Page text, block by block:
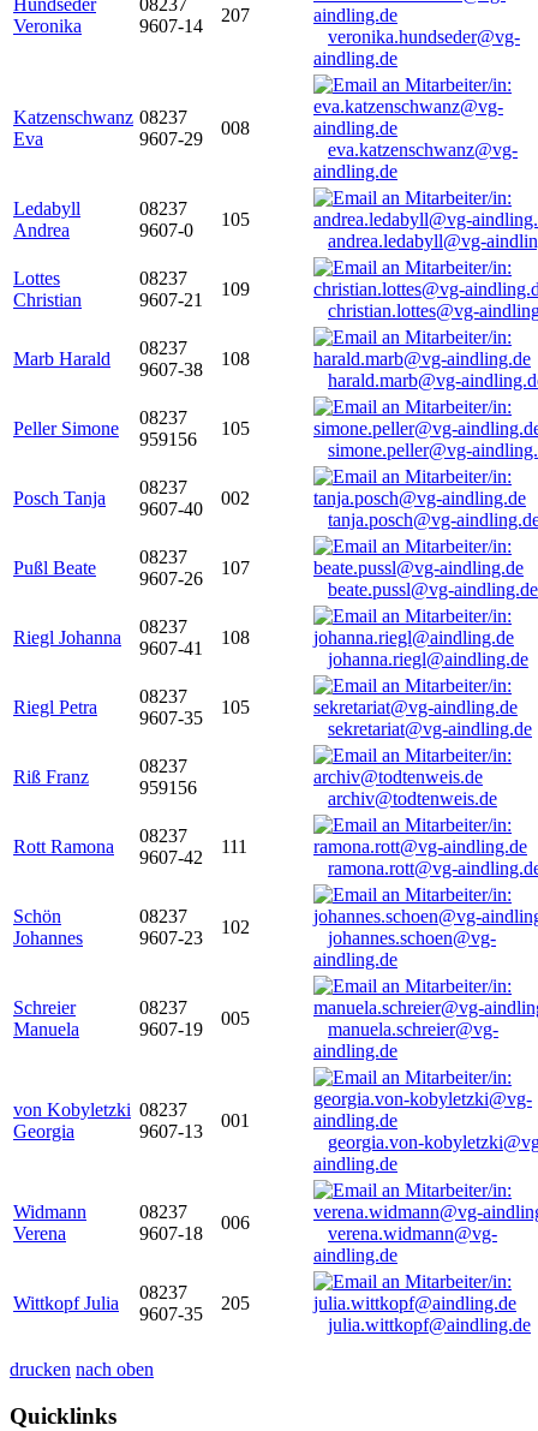
Hundseder
Veronika
08237
9607-14
207
veronika.hundseder@vg-
aindling.de
Katzenschwanz
Eva
08237
9607-29
008
eva.katzenschwanz@vg-
aindling.de
Ledabyll
Andrea
08237
9607-0
105
andrea.ledabyll@vg-
Lottes
Christian
08237
9607-21
109
christian.lottes@vg-
Marb Harald
08237
9607-38
108
harald.marb@vg-
Peller Simone
08237
959156
105
simone.peller@vg-
Posch Tanja
08237
9607-40
002
tanja.posch@vg-
Pußl Beate
08237
9607-26
107
beate.pussl@vg-aindling.de
Riegl Johanna
08237
9607-41
108
johanna.riegl@aindling.de
Riegl Petra
08237
9607-35
105
sekretariat@vg-aindling.de
Riß Franz
08237
959156
archiv@todtenweis.de
Rott Ramona
08237
9607-42
111
ramona.rott@vg-
Schön
Johannes
08237
9607-23
102
johannes.schoen@vg-
aindling.de
Schreier
Manuela
08237
9607-19
005
manuela.schreier@vg-
aindling.de
von Kobyletzki
Georgia
08237
9607-13
001
georgia.von-
aindling.de
Widmann
Verena
08237
9607-18
006
verena.widmann@vg-
aindling.de
Wittkopf Julia
08237
9607-35
205
julia.wittkopf@aindling.de
drucken nach oben
Quicklinks